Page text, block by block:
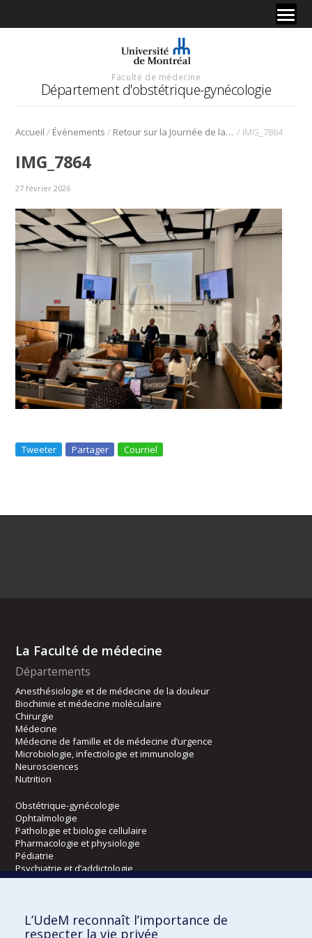
Faculté de médecine
Département d'obstétrique-gynécologie
Accueil / Événements / Retour sur la Journée de la recherche 2025 / IMG_7864
IMG_7864
27 février 2026
Tweeter Partager Courriel
La Faculté de médecine
Départements
Anesthésiologie et de médecine de la douleur
Biochimie et médecine moléculaire
Chirurgie
Médecine
Médecine de famille et de médecine d’urgence
Microbiologie, infectiologie et immunologie
Neurosciences
Nutrition
Obstétrique-gynécologie
Ophtalmologie
Pathologie et biologie cellulaire
Pharmacologie et physiologie
Pédiatrie
Psychiatrie et d’addictologie
Radiologie, radio-oncologie et médecine nucléaire
Écoles
L’UdeM reconnaît l’importance de
respecter la vie privée